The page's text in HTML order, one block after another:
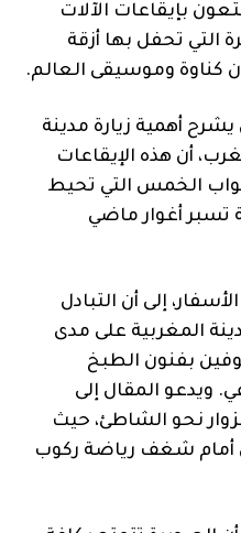
بإيقاعات الآلات
التي تحفل بها أزقة
كناوة وموسيقى العالم.
أهمية زيارة مدينة
أن هذه الإيقاعات
الخمس التي تحيط
تسبر أغوار ماضي
إلى أن التبادل
المغربية على مدى
بفنون الطبخ
ويدعو المقال إلى
نحو الشاطئ، حيث
أمام شغف رياضة ركوب